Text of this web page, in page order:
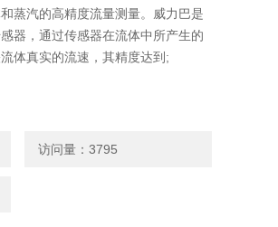
蒸汽的高精度流量测量。威力巴是
器，通过传感器在流体中所产生的
体真实的流速，其精度达到;
访问量：3795